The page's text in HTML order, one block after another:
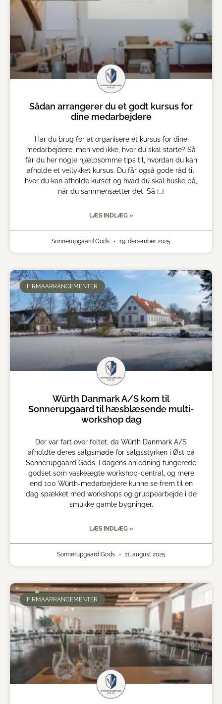
Sådan arrangerer du et godt kursus for
dine medarbejdere
Har du brug for at organisere et kursus for dine
medarbejdere, men ved ikke, hvor du skal starte? Så
får du her nogle hjælpsomme tips til, hvordan du kan
afholde et vellykket kursus. Du får også gode råd til,
hvor du kan afholde kurset og hvad du skal huske på,
når du sammensætter det. Så […]
LÆS INDLÆG »
Sonnerupgaard Gods 19. december 2025
FIRMAARRANGEMENTER
Würth Danmark A/S kom til
Sonnerupgaard til hæsblæsende multi-
workshop dag
Der var fart over feltet, da Würth Danmark A/S
afholdte deres salgsmøde for salgsstyrken i Øst på
Sonnerupgaard Gods. I dagens anledning fungerede
godset som vaskeægte workshop-central, og mere
end 100 Würth-medarbejdere kunne se frem til en
dag spækket med workshops og gruppearbejde i de
smukke gamle bygninger.
LÆS INDLÆG »
Sonnerupgaard Gods 11. august 2025
FIRMAARRANGEMENTER